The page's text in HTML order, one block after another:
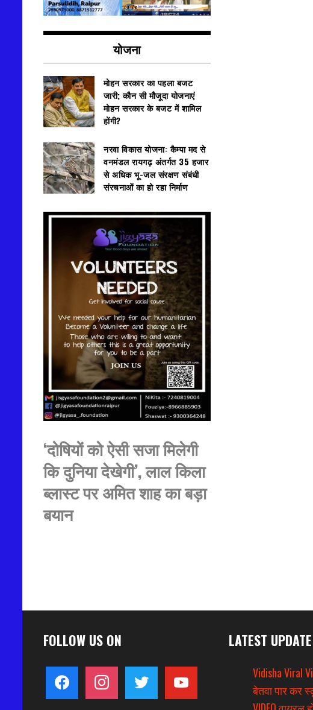
योजना
मोहन सरकार का पहला बजट
जारी; कौन सी मौजूदा योजनाएं
मोहन सरकार के बजट में शामिल
होंगी?
नरवा विकास योजना: कैम्पा मद से
वनमंडल रायगढ़ अंतर्गत 35 हजार
से अधिक भू-जल संरक्षण संबंधी
संरचनाओं का हो रहा निर्माण
‘दोषियों को ऐसी सजा मिलेगी
कि दुनिया देखेगी’, लाल किला
ब्लास्ट पर अमित शाह का बड़ा
बयान
FOLLOW US ON
facebook instagram twitter youtube
LATEST UPDATE
Vidisha Viral
बेतवा पार कर